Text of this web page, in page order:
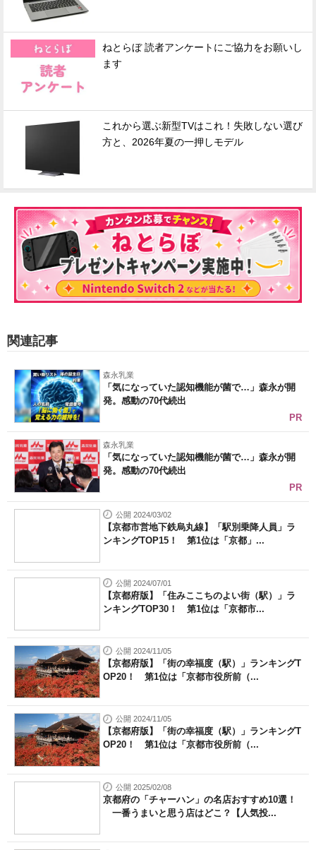
ねとらぼ 読者アンケートにご協力をお願いし
ます
これから選ぶ新型TVはこれ！失敗しない選び
方と、2026年夏の一押しモデル
関連記事
森永乳業
「気になっていた認知機能が菌で…」森永が開
発。感動の70代続出
PR
森永乳業
「気になっていた認知機能が菌で…」森永が開
発。感動の70代続出
PR
公開 2024/03/02
【京都市営地下鉄烏丸線】「駅別乗降人員」ラ
ンキングTOP15！ 第1位は「京都」...
公開 2024/07/01
【京都府版】「住みここちのよい街（駅）」ラ
ンキングTOP30！ 第1位は「京都市...
公開 2024/11/05
【京都府版】「街の幸福度（駅）」ランキングT
OP20！ 第1位は「京都市役所前（...
公開 2024/11/05
【京都府版】「街の幸福度（駅）」ランキングT
OP20！ 第1位は「京都市役所前（...
公開 2025/02/08
京都府の「チャーハン」の名店おすすめ10選！
一番うまいと思う店はどこ？【人気投...